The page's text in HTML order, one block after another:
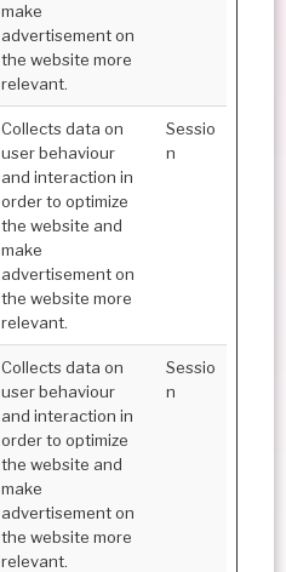
make
advertisement on
the website more
relevant.
Collects data on
user behaviour
and interaction in
order to optimize
the website and
make
advertisement on
the website more
relevant.
Sessio
n
Collects data on
user behaviour
and interaction in
order to optimize
the website and
make
advertisement on
the website more
relevant.
Sessio
n